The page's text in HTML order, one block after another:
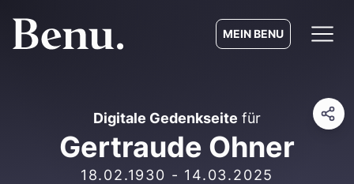
MEIN BENU
Digitale Gedenkseite für
Gertraude Ohner
18.02.1930 - 14.03.2025